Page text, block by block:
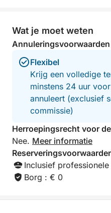
Wat je moet weten
Annuleringsvoorwaarden
Flexibel
Krijg een volledige
minstens 24 uur
annuleert (exclusief
commissie)
Herroepingsrecht voor
Nee. Meer informatie
Inclusief
Borg : € 0